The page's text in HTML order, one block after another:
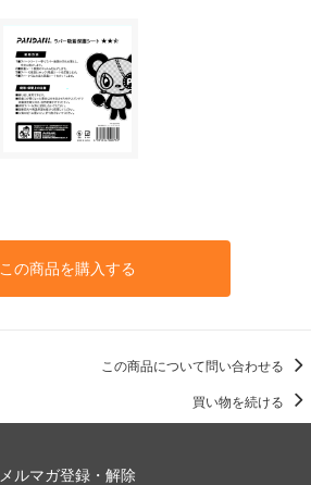
この商品を購入する
この商品について問い合わせる
買い物を続ける
メルマガ登録・解除